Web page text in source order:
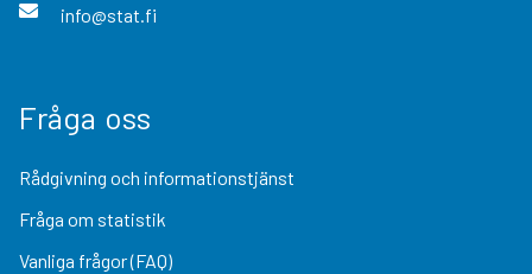
info@stat.fi
Fråga oss
Rådgivning och informationstjänst
Fråga om statistik
Vanliga frågor (FAQ)